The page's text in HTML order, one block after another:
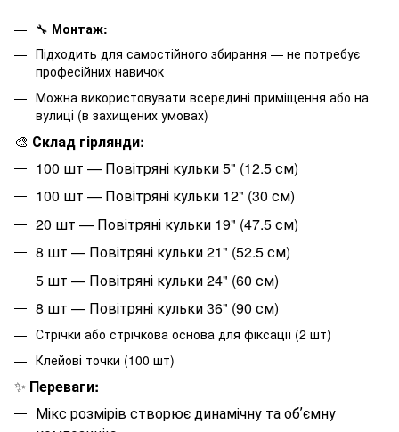
🔧 Монтаж:
Підходить для самостійного збирання — не потребує
професійних навичок
Можна використовувати всередині приміщення або на
вулиці (в захищених умовах)
🎨 Склад гірлянди:
100 шт — Повітряні кульки 5" (12.5 см)
100 шт — Повітряні кульки 12" (30 см)
20 шт — Повітряні кульки 19" (47.5 см)
8 шт — Повітряні кульки 21" (52.5 см)
5 шт — Повітряні кульки 24" (60 см)
8 шт — Повітряні кульки 36" (90 см)
Стрічки або стрічкова основа для фіксації (2 шт)
Клейові точки (100 шт)
✨ Переваги:
Мікс розмірів створює динамічну та обʼємну